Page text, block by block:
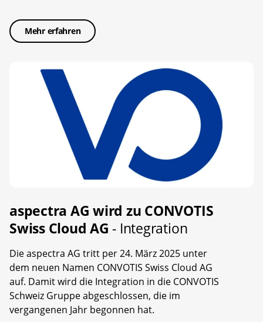
Mehr erfahren
aspectra AG wird zu CONVOTIS
Swiss Cloud AG - Integration
Die aspectra AG tritt per 24. März 2025 unter
dem neuen Namen CONVOTIS Swiss Cloud AG
auf. Damit wird die Integration in die CONVOTIS
Schweiz Gruppe abgeschlossen, die im
vergangenen Jahr begonnen hat.